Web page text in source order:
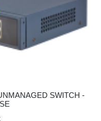
SWITCH -